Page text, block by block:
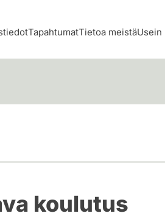
TapahtumatTietoa meistäUsein
koulutus